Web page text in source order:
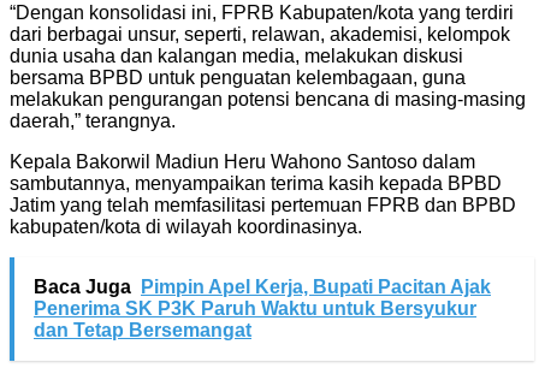
“Dengan konsolidasi ini, FPRB Kabupaten/kota yang terdiri
dari berbagai unsur, seperti, relawan, akademisi, kelompok
dunia usaha dan kalangan media, melakukan diskusi
bersama BPBD untuk penguatan kelembagaan, guna
melakukan pengurangan potensi bencana di masing-masing
daerah,” terangnya.
Kepala Bakorwil Madiun Heru Wahono Santoso dalam
sambutannya, menyampaikan terima kasih kepada BPBD
Jatim yang telah memfasilitasi pertemuan FPRB dan BPBD
kabupaten/kota di wilayah koordinasinya.
Baca Juga
Pimpin Apel Kerja, Bupati Pacitan Ajak
Penerima SK P3K Paruh Waktu untuk Bersyukur
dan Tetap Bersemangat